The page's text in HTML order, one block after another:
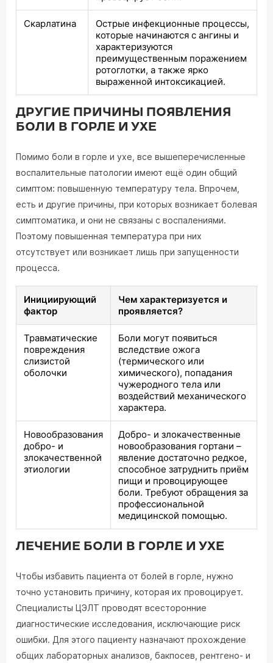
Скарлатина
Острые инфекционные процессы,
которые начинаются с ангины и
характеризуются
преимущественным поражением
ротоглотки, а также ярко
выраженной интоксикацией.
ДРУГИЕ ПРИЧИНЫ ПОЯВЛЕНИЯ
БОЛИ В ГОРЛЕ И УХЕ
Помимо боли в горле и ухе, все вышеперечисленные
воспалительные патологии имеют ещё один общий
симптом: повышенную температуру тела. Впрочем,
есть и другие причины, при которых возникает болевая
симптоматика, и они не связаны с воспалениями.
Поэтому повышенная температура при них
отсутствует или возникает лишь при запущенности
процесса.
Инициирующий
фактор
Чем характеризуется и
проявляется?
Травматические
повреждения
слизистой
оболочки
Боли могут появиться
вследствие ожога
(термического или
химического), попадания
чужеродного тела или
воздействий механического
характера.
Новообразования
добро- и
злокачественной
этиологии
Добро- и злокачественные
новообразования гортани –
явление достаточно редкое,
способное затруднить приём
пищи и провоцирующее
боли. Требуют обращения за
профессиональной
медицинской помощью.
ЛЕЧЕНИЕ БОЛИ В ГОРЛЕ И УХЕ
Чтобы избавить пациента от болей в горле, нужно
точно установить причину, которая их провоцирует.
Специалисты ЦЭЛТ проводят всесторонние
диагностические исследования, исключающие риск
ошибки. Для этого пациенту назначают прохождение
общих лабораторных анализов, бакпосев, рентгено- и